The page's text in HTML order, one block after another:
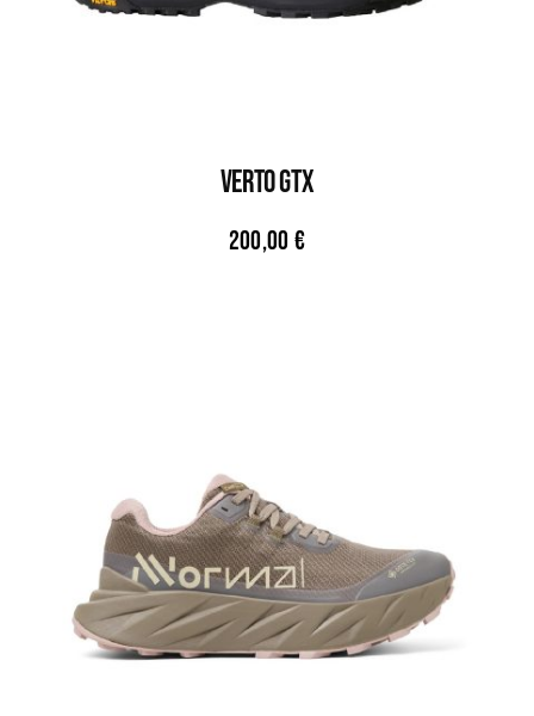
VERTO GTX
200,00 €